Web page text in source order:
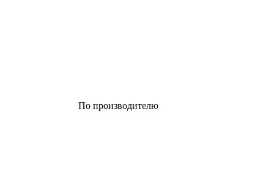
По производителю